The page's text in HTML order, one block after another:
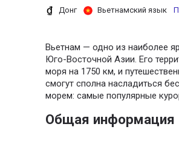
Донг Вьетнамский язык
Вьетнам — одно из наиболее
Юго-Восточной Азии. Его
моря на 1750 км, и
смогут сполна насладиться
морем: самые популярные
Общая информация